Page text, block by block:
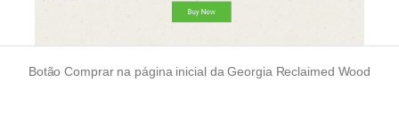
Botão Comprar na página inicial da Georgia Reclaimed Wood